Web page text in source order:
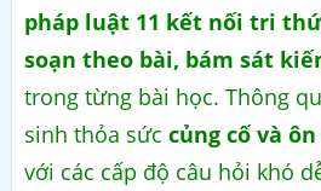
pháp luật 11 kết nối tri
soạn theo bài, bám sát
trong từng bài học. Thông
sinh thỏa sức củng cố và
với các cấp độ câu hỏi khó